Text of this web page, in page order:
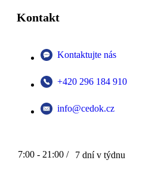
Kontakt
Kontaktujte nás
+420 296 184 910
info@cedok.cz
7:00 - 21:00 / 7 dní v týdnu